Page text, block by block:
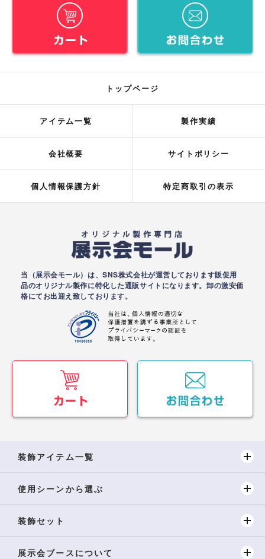
トップページ
アイテム一覧 製作実績
会社概要 サイトポリシー
個人情報保護方針 特定商取引の表示
当（展示会モール）は、SNS株式会社が運営しております販促用
品のオリジナル製作に特化した通販サイトになります。卸の激安価
格にてお出迎え致しております。
装飾アイテム一覧
使用シーンから選ぶ
装飾セット
展示会ブースについて